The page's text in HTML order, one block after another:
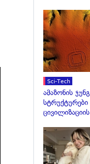
Sci-Tech
ამაზონის